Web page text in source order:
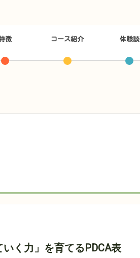
徴 コース紹介 体験談
いく力」を育てるPDCA表